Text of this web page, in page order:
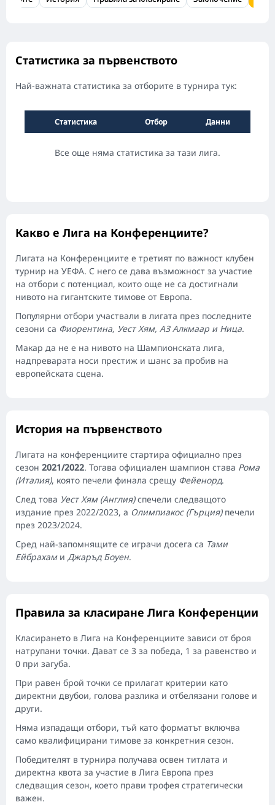
Статистика за първенството
Най-важната статистика за отборите в турнира тук:
Статистика Отбор Данни
Все още няма статистика за тази лига.
Какво е Лига на Конференциите?
Лигата на Конференциите е третият по важност клубен
турнир на УЕФА. С него се дава възможност за участие
на отбори с потенциал, които още не са достигнали
нивото на гигантските тимове от Европа.
Популярни отбори участвали в лигата през последните
сезони са Фиорентина, Уест Хям, АЗ Алкмаар и Ница.
Макар да не е на нивото на Шампионската лига,
надпреварата носи престиж и шанс за пробив на
европейската сцена.
История на първенството
Лигата на конференциите стартира официално през
сезон 2021/2022. Тогава официален шампион става Рома
(Италия), която печели финала срещу Фейенорд.
След това Уест Хям (Англия)спечели следващото
издание през 2022/2023, а Олимпиакос (Гърция)печели
през 2023/2024.
Сред най-запомнящите се играчи досега са Тами
Ейбрахами Джаръд Боуен.
Правила за класиране Лига Конференции
Класирането в Лига на Конференциите зависи от броя
натрупани точки. Дават се 3 за победа, 1 за равенство и
0 при загуба.
При равен брой точки се прилагат критерии като
директни двубои, голова разлика и отбелязани голове и
други.
Няма изпадащи отбори, тъй като форматът включва
само квалифицирани тимове за конкретния сезон.
Победителят в турнира получава освен титлата и
директна квота за участие в Лига Европа през
следващия сезон, което прави трофея стратегически
важен.